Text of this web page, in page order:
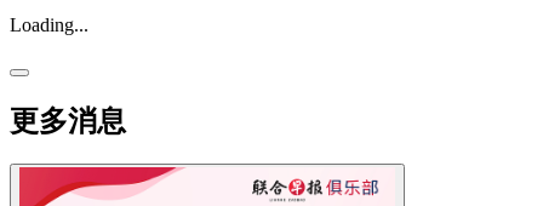
Loading...
更多消息